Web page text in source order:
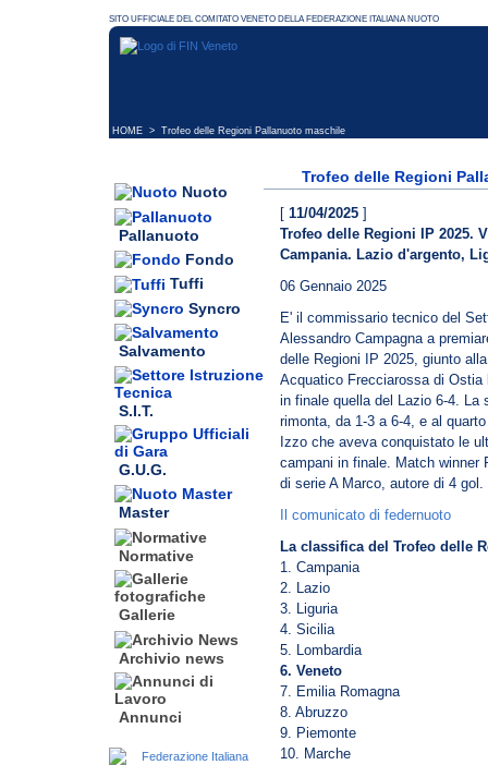
HOME > Trofeo delle Regioni Pallanuoto maschile
Nuoto
Pallanuoto
Fondo
Tuffi
Syncro
Salvamento
S.I.T.
G.U.G.
Master
Normative
Gallerie
Archivio news
Annunci
Trofeo delle Regioni
[ 11/04/2025 ]
Trofeo delle Regioni IP 2025.
Campania. Lazio d'argento,
06 Gennaio 2025
E' il commissario tecnico del
Alessandro Campagna a
delle Regioni IP 2025, giunto
Acquatico Frecciarossa di Ostia
in finale quella del Lazio 6-4. La
rimonta, da 1-3 a 6-4, e al
Izzo che aveva conquistato le
campani in finale. Match winner
di serie A Marco, autore di 4 gol.
Il comunicato di federnuoto
La classifica del Trofeo delle
1. Campania
2. Lazio
3. Liguria
4. Sicilia
5. Lombardia
6. Veneto
7. Emilia Romagna
8. Abruzzo
9. Piemonte
10. Marche